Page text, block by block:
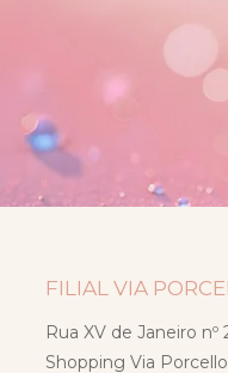
FILIAL VIA
Rua XV de Janeiro nº
Shopping Via